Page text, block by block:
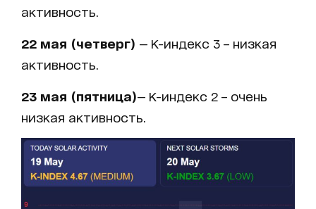
активность.
22 мая (четверг) — K-индекс 3 – низкая
активность.
23 мая (пятница)— K-индекс 2 – очень
низкая активность.